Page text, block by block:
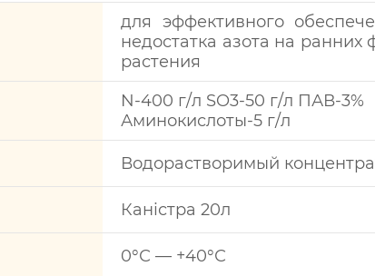
для эффективного
недостатка азота на ранних
растения
N-400 г/л SO3-50 г/л ПАВ-3%
Аминокислоты-5 г/л
Водорастворимый
Каністра 20л
0°С — +40°С